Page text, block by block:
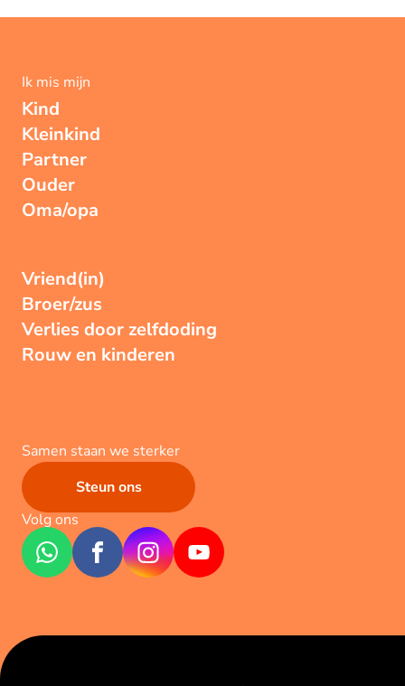
Ik mis mijn
Kind
Kleinkind
Partner
Ouder
Oma/opa
Vriend(in)
Broer/zus
Verlies door zelfdoding
Rouw en kinderen
Samen staan we sterker
Steun ons
Volg ons